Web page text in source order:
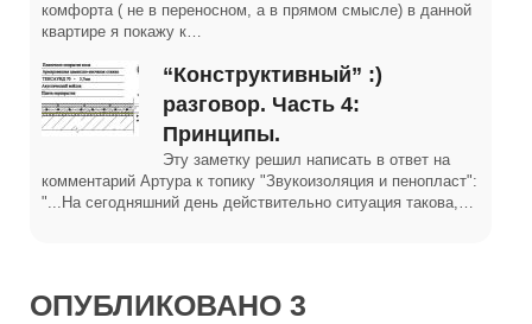
комфорта ( не в переносном, а в прямом смысле) в данной
квартире я покажу к…
“Конструктивный” :)
разговор. Часть 4:
Принципы.
Эту заметку решил написать в ответ на
комментарий Артура к топику "Звукоизоляция и пенопласт":
"...На сегодняшний день действительно ситуация такова,…
ОПУБЛИКОВАНО 3